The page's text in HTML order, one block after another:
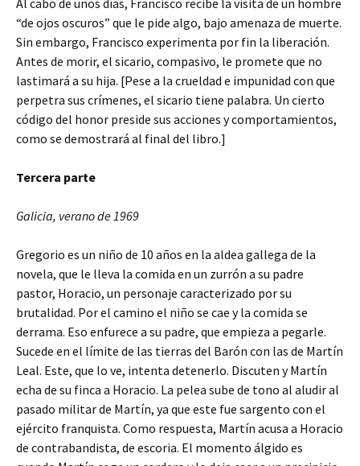
Al cabo de unos días, Francisco recibe la visita de un hombre
“de ojos oscuros” que le pide algo, bajo amenaza de muerte.
Sin embargo, Francisco experimenta por fin la liberación.
Antes de morir, el sicario, compasivo, le promete que no
lastimará a su hija. [Pese a la crueldad e impunidad con que
perpetra sus crímenes, el sicario tiene palabra. Un cierto
código del honor preside sus acciones y comportamientos,
como se demostrará al final del libro.]
Tercera parte
Galicia, verano de 1969
Gregorio es un niño de 10 años en la aldea gallega de la
novela, que le lleva la comida en un zurrón a su padre
pastor, Horacio, un personaje caracterizado por su
brutalidad. Por el camino el niño se cae y la comida se
derrama. Eso enfurece a su padre, que empieza a pegarle.
Sucede en el límite de las tierras del Barón con las de Martín
Leal. Este, que lo ve, intenta detenerlo. Discuten y Martín
echa de su finca a Horacio. La pelea sube de tono al aludir al
pasado militar de Martín, ya que este fue sargento con el
ejército franquista. Como respuesta, Martín acusa a Horacio
de contrabandista, de escoria. El momento álgido es